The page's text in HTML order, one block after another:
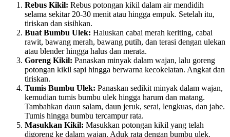
Rebus Kikil: Rebus potongan kikil dalam air mendidih
selama sekitar 20-30 menit atau hingga empuk. Setelah itu,
tiriskan dan sisihkan.
Buat Bumbu Ulek: Haluskan cabai merah keriting, cabai
rawit, bawang merah, bawang putih, dan terasi dengan ulekan
atau blender hingga halus dan merata.
Goreng Kikil: Panaskan minyak dalam wajan, lalu goreng
potongan kikil sapi hingga berwarna kecokelatan. Angkat dan
tiriskan.
Tumis Bumbu Ulek: Panaskan sedikit minyak dalam wajan,
kemudian tumis bumbu ulek hingga harum dan matang.
Tambahkan daun salam, daun jeruk, serai, lengkuas, dan jahe.
Tumis hingga bumbu tercampur rata.
Masukkan Kikil: Masukkan potongan kikil yang telah
digoreng ke dalam wajan. Aduk rata dengan bumbu ulek.